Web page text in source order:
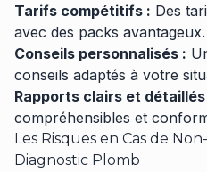
Tarifs compétitifs : Des
avec des packs avantageux.
Conseils personnalisés :
conseils adaptés à votre
Rapports clairs et détaillés
compréhensibles et
Les Risques en Cas de
Diagnostic Plomb